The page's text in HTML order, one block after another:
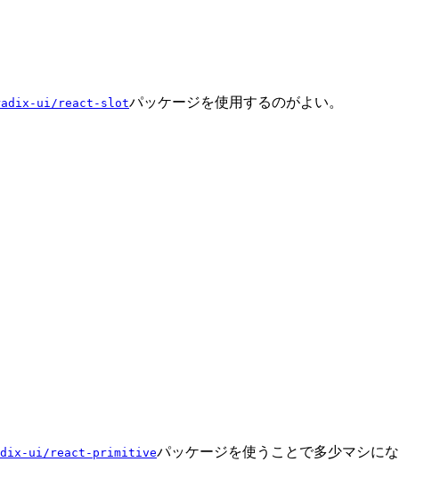
ui/react-slotパッケージを使用するのがよい。
ui/react-primitiveパッケージを使うことで多少マシにな